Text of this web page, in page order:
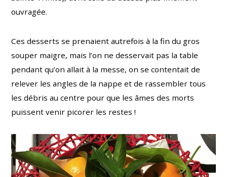
ouvragée.
Ces desserts se prenaient autrefois à la fin du gros
souper maigre, mais l’on ne desservait pas la table
pendant qu’on allait à la messe, on se contentait de
relever les angles de la nappe et de rassembler tous
les débris au centre pour que les âmes des morts
puissent venir picorer les restes !